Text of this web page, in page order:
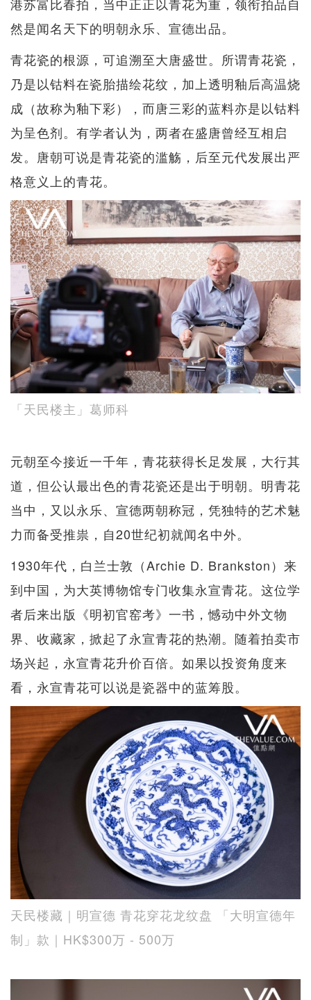
然是闻名天下的明朝永乐、宣德出品。
青花瓷的根源，可追溯至大唐盛世。所谓青花瓷，
乃是以钴料在瓷胎描绘花纹，加上透明釉后高温烧
成（故称为釉下彩），而唐三彩的蓝料亦是以钴料
为呈色剂。有学者认为，两者在盛唐曾经互相启
发。唐朝可说是青花瓷的滥觞，后至元代发展出严
格意义上的青花。
「天民楼主」葛师科
元朝至今接近一千年，青花获得长足发展，大行其
道，但公认最出色的青花瓷还是出于明朝。明青花
当中，又以永乐、宣德两朝称冠，凭独特的艺术魅
力而备受推祟，自20世纪初就闻名中外。
1930年代，白兰士敦（Archie D. Brankston）来
到中国，为大英博物馆专门收集永宣青花。这位学
者后来出版《明初官窑考》一书，憾动中外文物
界、收藏家，掀起了永宣青花的热潮。随着拍卖市
场兴起，永宣青花升价百倍。如果以投资角度来
看，永宣青花可以说是瓷器中的蓝筹股。
天民楼藏｜明宣德 青花穿花龙纹盘 「大明宣德年
制」款｜HK$300万 - 500万